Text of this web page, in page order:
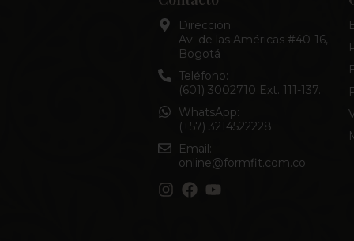
Dirección:
Av. de las Américas #40-16,
Bogotá
Teléfono:
(601) 3002710 Ext. 111-137.
WhatsApp:
(+57) 3214522228
Email:
online@formfit.com.co